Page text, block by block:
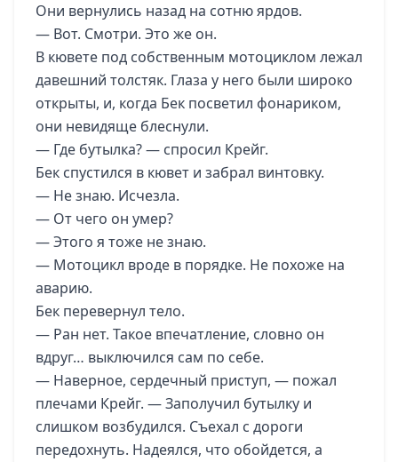
Они вернулись назад на сотню ярдов.
— Вот. Смотри. Это же он.
В кювете под собственным мотоциклом лежал
давешний толстяк. Глаза у него были широко
открыты, и, когда Бек посветил фонариком,
они невидяще блеснули.
— Где бутылка? — спросил Крейг.
Бек спустился в кювет и забрал винтовку.
— Не знаю. Исчезла.
— От чего он умер?
— Этого я тоже не знаю.
— Мотоцикл вроде в порядке. Не похоже на
аварию.
Бек перевернул тело.
— Ран нет. Такое впечатление, словно он
вдруг… выключился сам по себе.
— Наверное, сердечный приступ, — пожал
плечами Крейг. — Заполучил бутылку и
слишком возбудился. Съехал с дороги
передохнуть. Надеялся, что обойдется, а